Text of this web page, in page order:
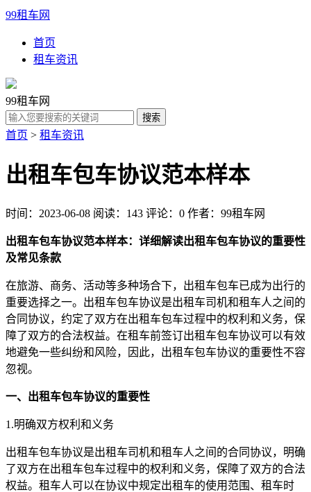
99租车网
首页
租车资讯
99租车网
首页 > 租车资讯
出租车包车协议范本样本
时间：2023-06-08 阅读：143 评论：0 作者：99租车网
出租车包车协议范本样本：详细解读出租车包车协议的重要性
及常见条款
在旅游、商务、活动等多种场合下，出租车包车已成为出行的
重要选择之一。出租车包车协议是出租车司机和租车人之间的
合同协议，约定了双方在出租车包车过程中的权利和义务，保
障了双方的合法权益。在租车前签订出租车包车协议可以有效
地避免一些纠纷和风险，因此，出租车包车协议的重要性不容
忽视。
一、出租车包车协议的重要性
1.明确双方权利和义务
出租车包车协议是出租车司机和租车人之间的合同协议，明确
了双方在出租车包车过程中的权利和义务，保障了双方的合法
权益。租车人可以在协议中规定出租车的使用范围、租车时